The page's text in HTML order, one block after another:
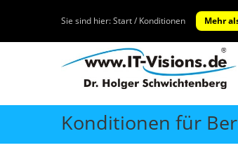
Sie sind hier:Start / Konditionen Mehr
Konditionen für